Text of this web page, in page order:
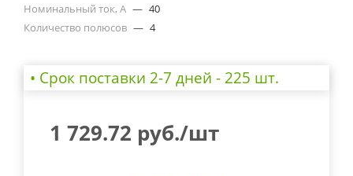
Номинальный ток, А — 40
Количество полюсов — 4
• Cрок поставки 2-7 дней - 225 шт.
1 729.72 руб./шт